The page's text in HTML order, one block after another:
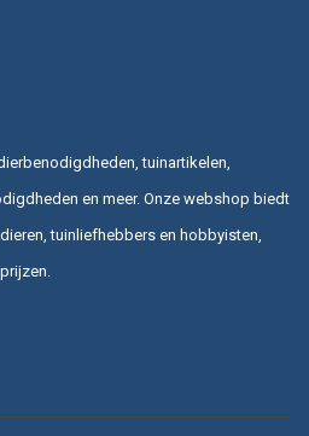
tuinartikelen,
en meer. Onze webshop biedt
tuinliefhebbers en hobbyisten,